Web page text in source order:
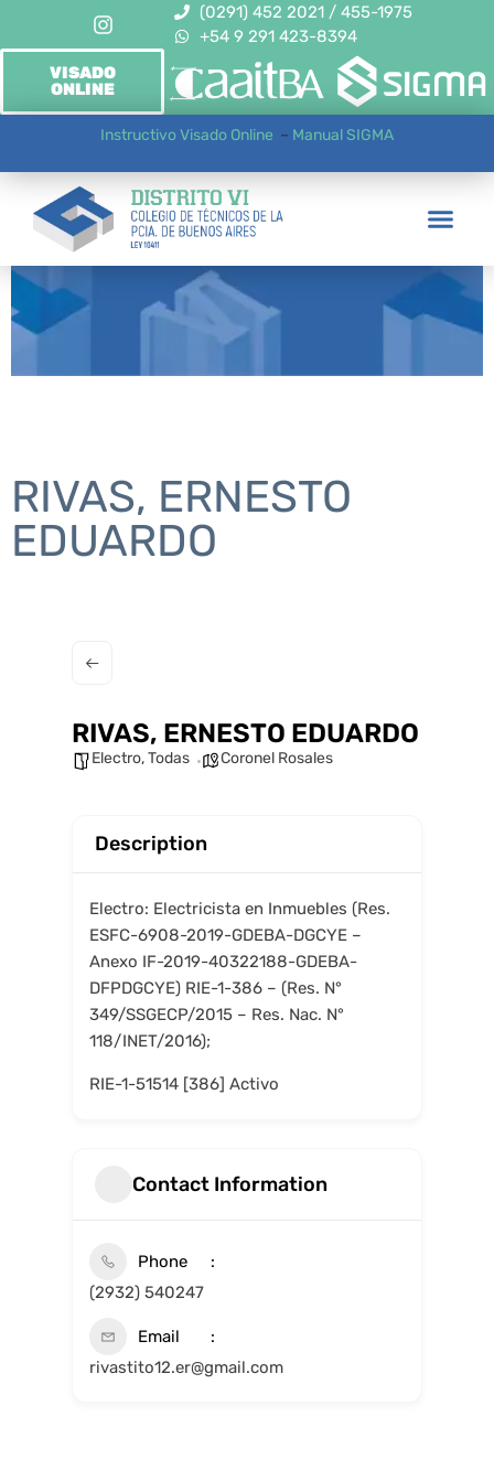
(0291) 452 2021 / 455-1975
+54 9 291 423-8394
VISADO
ONLINE
Instructivo Visado Online – Manual SIGMA
RIVAS, ERNESTO
EDUARDO
RIVAS, ERNESTO EDUARDO
Electro,Todas Coronel Rosales
Description
Electro: Electricista en Inmuebles (Res.
ESFC-6908-2019-GDEBA-DGCYE –
Anexo IF-2019-40322188-GDEBA-
DFPDGCYE) RIE-1-386 – (Res. N°
349/SSGECP/2015 – Res. Nac. N°
118/INET/2016);
RIE-1-51514 [386] Activo
Contact Information
Phone
(2932) 540247
Email
rivastito12.er@gmail.com